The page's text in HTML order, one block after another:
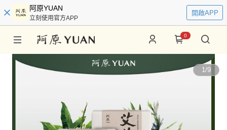
阿原YUAN
立刻使用官方APP
開啟APP
0
1/9